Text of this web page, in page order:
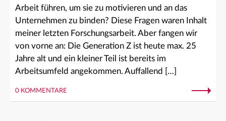
Arbeit führen, um sie zu motivieren und an das
Unternehmen zu binden? Diese Fragen waren Inhalt
meiner letzten Forschungsarbeit. Aber fangen wir
von vorne an: Die Generation Z ist heute max. 25
Jahre alt und ein kleiner Teil ist bereits im
Arbeitsumfeld angekommen. Auffallend […]
0 KOMMENTARE